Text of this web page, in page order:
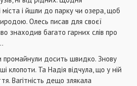
міста і йшли до парку чи озера, щоб
Олесь писав для своєї
знаходив багато гарних слів про
промайнули досить швидко. Знову
клопоти. Та Надія відчула, що у ній
Вагітність дещо злякала